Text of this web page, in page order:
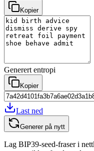
Kopier
Generert entropi
Kopier
Last ned
Generer på nytt
Lag BIP39-seed-fraser i